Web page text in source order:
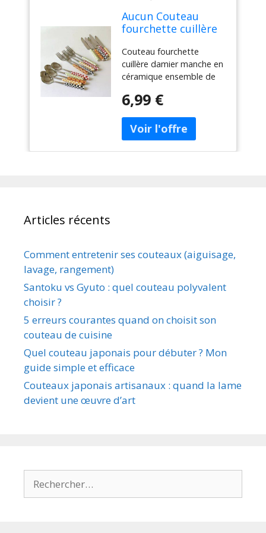
Aucun Couteau
fourchette cuillère
céramique
ensemble de
couverts vaisselle
fourchette à
Dessert couteau
cuillère 3
pièces/ensemble
Couteau fourchette
cuillère damier manche en
céramique ensemble de
occidentale fourchette à
pièces/ensemble
6,99 €
Articles récents
Comment entretenir ses couteaux (aiguisage,
lavage, rangement)
Santoku vs Gyuto : quel couteau polyvalent
choisir ?
5 erreurs courantes quand on choisit son
couteau de cuisine
Quel couteau japonais pour débuter ? Mon
guide simple et efficace
Couteaux japonais artisanaux : quand la lame
devient une œuvre d’art